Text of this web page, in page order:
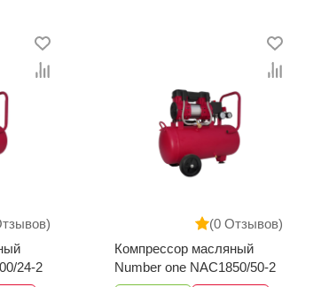
24-2
(0 Отзывов)
Компрессор масляный
Number one NAC1850/50-2